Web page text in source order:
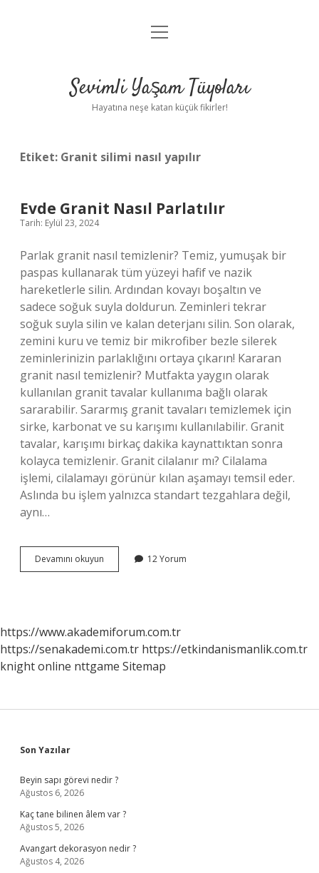
Anasayfa
Yasal Uyarı
menüyü
Sevimli Yaşam Tüyoları
Hayatına neşe katan küçük fikirler!
Etiket: Granit silimi nasıl yapılır
Evde Granit Nasıl Parlatılır
Tarih: Eylül 23, 2024
Parlak granit nasıl temizlenir? Temiz, yumuşak bir
paspas kullanarak tüm yüzeyi hafif ve nazik
hareketlerle silin. Ardından kovayı boşaltın ve
sadece soğuk suyla doldurun. Zeminleri tekrar
soğuk suyla silin ve kalan deterjanı silin. Son olarak,
zemini kuru ve temiz bir mikrofiber bezle silerek
zeminlerinizin parlaklığını ortaya çıkarın! Kararan
granit nasıl temizlenir? Mutfakta yaygın olarak
kullanılan granit tavalar kullanıma bağlı olarak
sararabilir. Sararmış granit tavaları temizlemek için
sirke, karbonat ve su karışımı kullanılabilir. Granit
tavalar, karışımı birkaç dakika kaynattıktan sonra
kolayca temizlenir. Granit cilalanır mı? Cilalama
işlemi, cilalamayı görünür kılan aşamayı temsil eder.
Aslında bu işlem yalnızca standart tezgahlara değil,
aynı…
Devamını okuyun
Granit
12 Yorum
https://www.akademiforum.com.tr
https://senakademi.com.tr https://etkindanismanlik.com.tr
knight online nttgame Sitemap
Sidebar
Son Yazılar
Beyin sapı görevi nedir ?
Ağustos 6, 2026
Kaç tane bilinen âlem var ?
Ağustos 5, 2026
Avangart dekorasyon nedir ?
Ağustos 4, 2026